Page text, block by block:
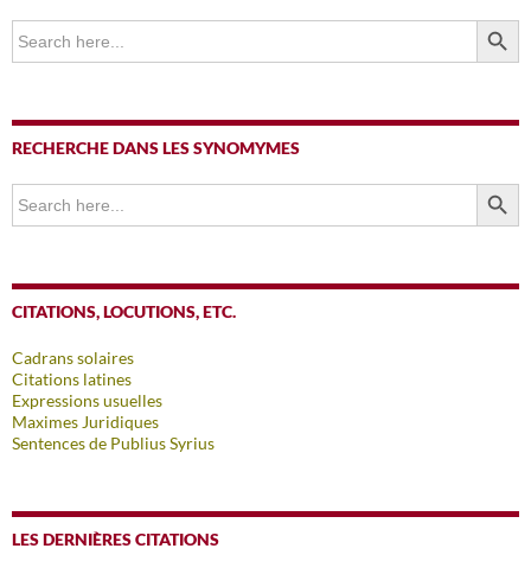
Search
for:
SEARCH
RECHERCHE DANS LES SYNOMYMES
Search
for:
SEARCH
CITATIONS, LOCUTIONS, ETC.
Cadrans solaires
Citations latines
Expressions usuelles
Maximes Juridiques
Sentences de Publius Syrius
LES DERNIÈRES CITATIONS